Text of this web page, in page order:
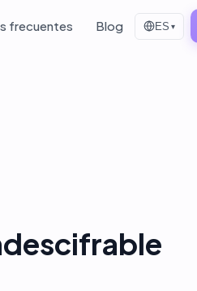
frecuentes Blog ES ▾